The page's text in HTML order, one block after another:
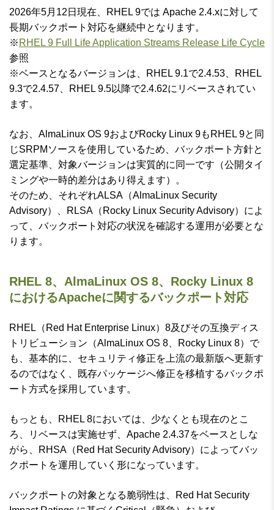
2026年5月12日現在、RHEL 9では Apache 2.4.xに対して
長期バックポート対応を継続中となります。
※ RHEL 9 Full Life Application Streams Release Life Cycle
参照
※ベースとなるバージョンは、RHEL 9.1で2.4.53、RHEL
9.3で2.4.57、RHEL 9.5以降で2.4.62にリベースされてい
ます。
なお、AlmaLinux OS 9およびRocky Linux 9もRHEL 9と同
じSRPMソースを使用しているため、バックポート方針と
選定基準、対象バージョンは実質的に同一です（公開タイ
ミングや一時的差分はあり得えます）。
そのため、それぞれALSA（AlmaLinux Security
Advisory）、RLSA（Rocky Linux Security Advisory）によ
って、バックポート対応の状況を確認する運用が必要とな
ります。
RHEL 8、AlmaLinux OS 8、Rocky Linux 8
におけるApacheに関するバックポート対応
RHEL（Red Hat Enterprise Linux）8及びその互換ディス
トリビューション（AlmaLinux OS 8、Rocky Linux 8）で
も、基本的に、セキュリティ修正を上流の最新版へ更新す
るのではなく、既存パッケージへ修正を移植するバックポ
ート方式を採用しています。
もっとも、RHEL 8においては、少なくとも現在のとこ
ろ、リベースは実施せず、Apache 2.4.37をベースとしな
がら、RHSA（Red Hat Security Advisory）によってバッ
クポートを運用していく形になっています。
バックポートの対象となる脆弱性は、Red Hat Security